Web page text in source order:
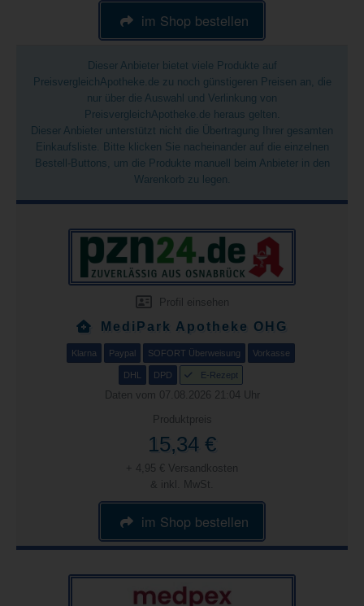
im Shop bestellen
Dieser Anbieter bietet viele Produkte auf
PreisvergleichApotheke.de zu noch günstigeren Preisen an, die
nur über die Auswahl und Verlinkung von
PreisvergleichApotheke.de heraus gelten.
Dieser Anbieter unterstützt nicht die Übertragung Ihrer gesamten
Einkaufsliste. Bitte klicken Sie nacheinander auf die einzelnen
Bestell-Buttons, um die Produkte manuell beim Anbieter in den
Warenkorb zu legen.
Profil einsehen
MediPark Apotheke OHG
Klarna Paypal SOFORT Überweisung Vorkasse
DHL DPD E-Rezept
Daten vom 07.08.2026 21:04 Uhr
Produktpreis
15,34 €
+ 4,95 € Versandkosten
& inkl. MwSt.
im Shop bestellen